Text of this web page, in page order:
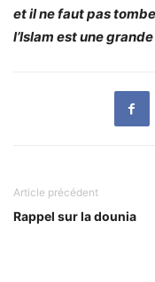
et il ne faut pas
l’Islam est une
Article précédent
Rappel sur la dounia